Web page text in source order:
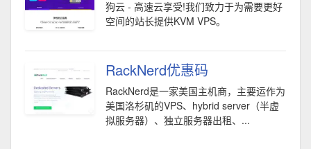
狗云 - 高速云享受!我们致力于为需要更好
空间的站长提供KVM VPS。
RackNerd优惠码
RackNerd是一家美国主机商，主要运作为
美国洛杉矶的VPS、hybrid server（半虚
拟服务器）、独立服务器出租、...